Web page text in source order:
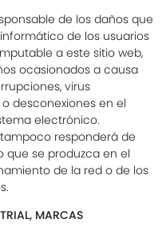
de los daños que
de los usuarios
a este sitio web,
ocasionados a causa
virus
desconexiones en el
electrónico.
tampoco responderá de
que se produzca en el
de la red o de los
MARCAS